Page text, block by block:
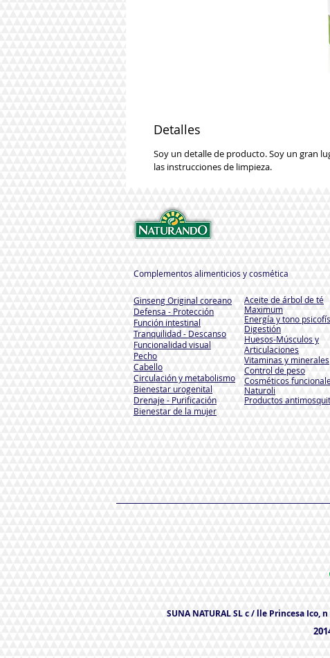
Detalles
Soy un detalle de producto. Soy un gran
las instrucciones de limpieza.
Complementos alimenticios y cosmética
Ginseng Original coreano
Defensa - Protección
Función intestinal
Tranquilidad - Descanso
Funcionalidad visual
Pecho
Cabello
Circulación y metabolismo
Bienestar urogenital
Drenaje - Purificación
Bienestar de la mujer
Aceite de árbol de té
Maximum
Energía y tono
Digestión
Huesos-Músculos y
Articulaciones
Vitaminas y minerales
Control de peso
Cosméticos
Naturoli
Productos
SUNA NATURAL SL c / lle Princesa Ico,